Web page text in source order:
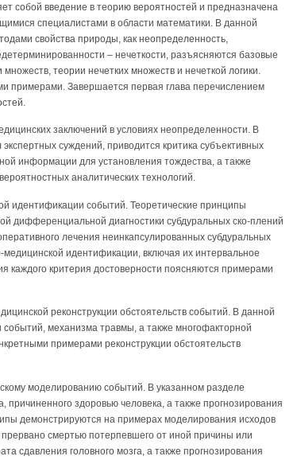
собой введение в теорию вероятностей и предназначена
специалистами в области математики. В данной
свойства природы, как неопределенность,
– нечеткости, разъясняются базовые
теории нечетких множеств и нечеткой логики.
примерами. Завершается первая глава перечислением
заключений в условиях неопределенности. В
суждений, приводится критика субъективных
информации для установления тождества, а также
аналитических технологий.
идентификации событий. Теоретические принципы
дифференциальной диагностики субдуральных ско-плений
лечения неинкапсулированных субдуральных
идентификации, включая их интервальное
критерия достоверности поясняются примерами
реконструкции обстоятельств событий. В данной
механизма травмы, а также многофакторной
примерами реконструкции обстоятельств
моделированию событий. В указанном разделе
здоровью человека, а также прогнозирования
демонстрируются на примерах моделирования исходов
смертью потерпевшего от иной причины или
сдавления головного мозга, а также прогнозирования